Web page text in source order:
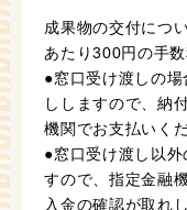
成果物の交付につ
あたり300円の手数
●窓口受け渡しの
ししますので、納
機関でお支払いくだ
●窓口受け渡し以
すので、指定金融
入金の確認が取れ